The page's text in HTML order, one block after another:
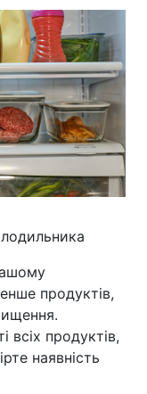
продуктів,
всіх продуктів,
наявність